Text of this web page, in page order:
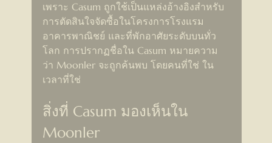
เพราะ Casum ถูกใช้เป็นแหล่งอ้างอิงสำหรับ
การตัดสินใจจัดซื้อในโครงการโรงแรม
อาคารพาณิชย์ และที่พักอาศัยระดับบนทั่ว
โลก การปรากฏชื่อใน Casum หมายความ
ว่า Moonler จะถูกค้นพบ โดยคนที่ใช่ ใน
เวลาที่ใช่
สิ่งที่ Casum มองเห็นใน
Moonler